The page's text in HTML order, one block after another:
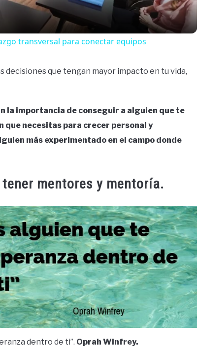
transversal para conectar equipos
decisiones que tengan mayor impacto en tu vida,
la importancia de conseguir a alguien que te
necesitas para crecer personal y
más experimentado en el campo donde
mentores y mentoría.
dentro de ti”. Oprah Winfrey.